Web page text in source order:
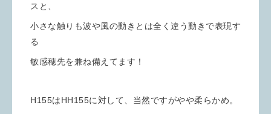
スと、
小さな触りも波や風の動きとは全く違う動きで表現す
る
敏感穂先を兼ね備えてます！
H155はHH155に対して、当然ですがやや柔らかめ。